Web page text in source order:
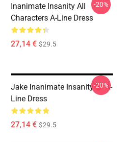
Inanimate Insanity All
Characters A-Line Dress
27,14 € $29.5
-20%
Jake Inanimate Insanity❤️ A-
Line Dress
27,14 € $29.5
-20%